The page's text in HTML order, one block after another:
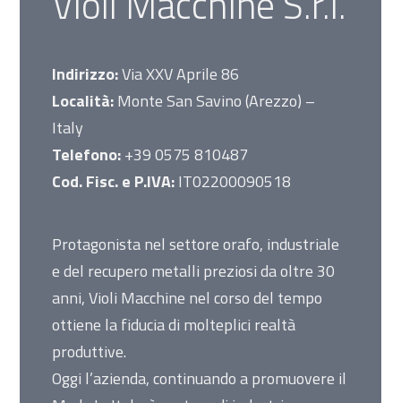
Indirizzo:Via XXV Aprile 86
Località:Monte San Savino (Arezzo) –
Italy
Telefono:+39 0575 810487
Cod. Fisc. e P.IVA:IT02200090518
Protagonista nel settore orafo, industriale
e del recupero metalli preziosi da oltre 30
anni, Violi Macchine nel corso del tempo
ottiene la fiducia di molteplici realtà
produttive.
Oggi l’azienda, continuando a promuovere il